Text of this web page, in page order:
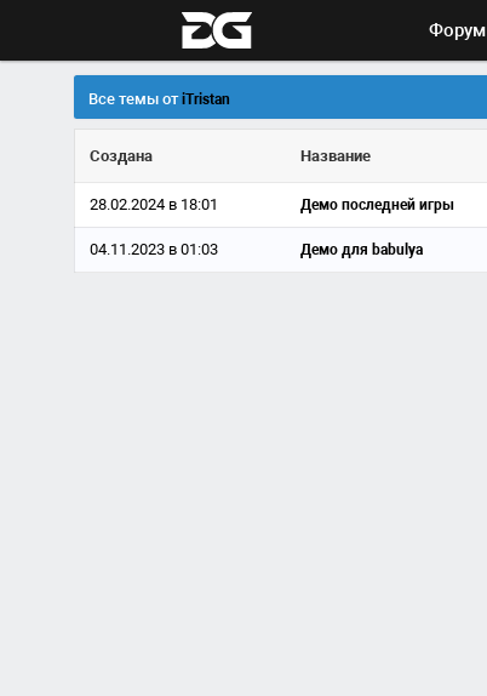
Форум
Все темы отiTristan
Создана Название
28.02.2024 в 18:01 Демо последней игры
04.11.2023 в 01:03 Демо для babulya